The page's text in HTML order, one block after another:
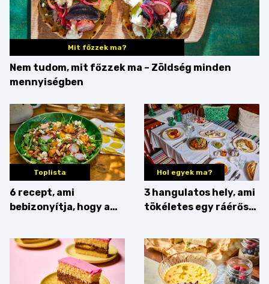
Mit főzzek ma?
Nem tudom, mit főzzek ma – Zöldség minden
mennyiségben
Toplista
6 recept, ami
bebizonyítja, hogy a
zseniális
Hol egyek ma?
3 hangulatos hely, ami
tökéletes egy ráérős